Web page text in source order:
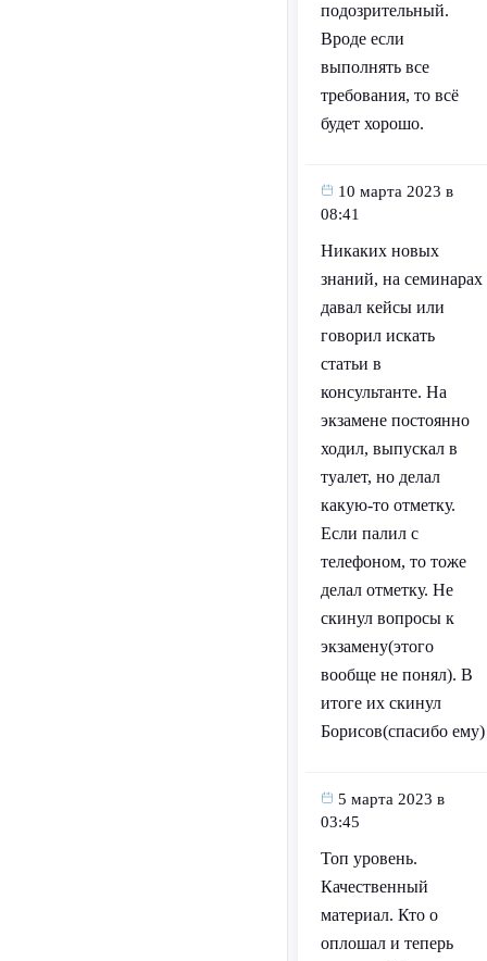
подозрительный.
Вроде если
выполнять все
требования, то всё
будет хорошо.
10 марта 2023 в
08:41
Никаких новых
знаний, на семинарах
давал кейсы или
говорил искать
статьи в
консультанте. На
экзамене постоянно
ходил, выпускал в
туалет, но делал
какую-то отметку.
Если палил с
телефоном, то тоже
делал отметку. Не
скинул вопросы к
экзамену(этого
вообще не понял). В
итоге их скинул
Борисов(спасибо ему)
5 марта 2023 в
03:45
Топ уровень.
Качественный
материал. Кто о
оплошал и теперь